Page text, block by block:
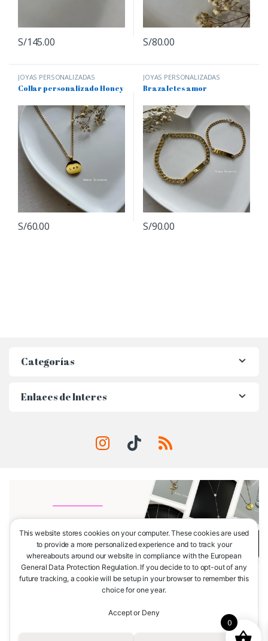
S/145.00 S/80.00
JOYAS PERSONALIZADAS
Collar personalizado Honey
S/60.00
JOYAS PERSONALIZADAS
Brazaletes amor
S/90.00
Categorías
Enlaces de Interes
This website stores cookies on your computer. These cookies are used
to provide a more personalized experience and to track your
whereabouts around our website in compliance with the European
General Data Protection Regulation. If you decide to to opt-out of any
future tracking, a cookie will be setup in your browser to remember this
choice for one year.
Accept or Deny
0